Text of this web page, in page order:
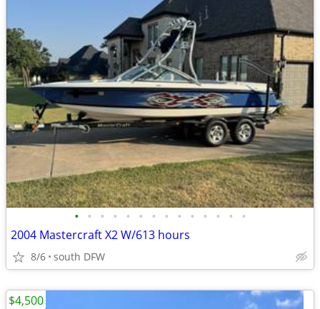
• • • • • • • • • • • • • •
2004 Mastercraft X2 W/613 hours
8/6 south DFW
$4,500